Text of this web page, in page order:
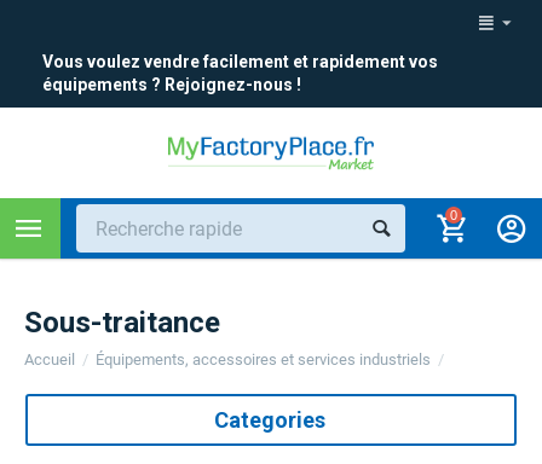
Vous voulez vendre facilement et rapidement vos
équipements ? Rejoignez-nous !
0
Sous-traitance
Accueil / Équipements, accessoires et services industriels /
Categories